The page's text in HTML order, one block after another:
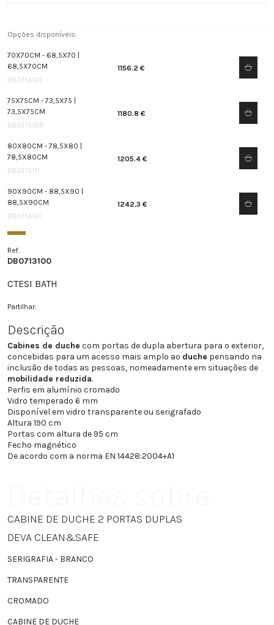
Opções disponíveis:
70X70CM - 68,5X70 |
68,5X70CM
DB0713101
1156.2 €
75X75CM - 73,5X75 |
73,5X75CM
DB0713106
1180.8 €
80X80CM - 78,5X80 |
78,5X80CM
DB0713111
1205.4 €
90X90CM - 88,5X90 |
88,5X90CM
DB0713121
1242.3 €
Ref.
DB0713100
CTESI BATH
Partilhar:
Descrição
Cabines de duche com portas de dupla abertura para o exterior,
concebidas para um acesso mais amplo ao duche pensando na
inclusão de todas as pessoas, nomeadamente em situações de
mobilidade reduzida.
Perfis em alumínio cromado
Vidro temperado 6 mm
Disponível em vidro transparente ou serigrafado
Altura 190 cm
Portas com altura de 95 cm
Fecho magnético
De acordo com a norma EN 14428:2004+A1
CABINE DE DUCHE 2 PORTAS DUPLAS
DEVA CLEAN&SAFE
SERIGRAFIA - BRANCO
TRANSPARENTE
CROMADO
CABINE DE DUCHE